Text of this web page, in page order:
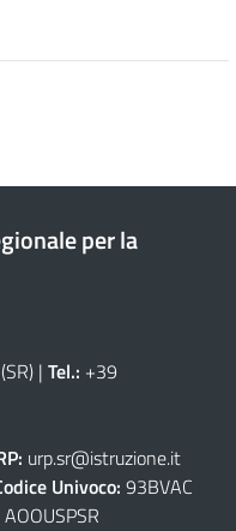
per la
| Tel.: +39
urp.sr@istruzione.it
Univoco: 93BVAC
AOOUSPSR